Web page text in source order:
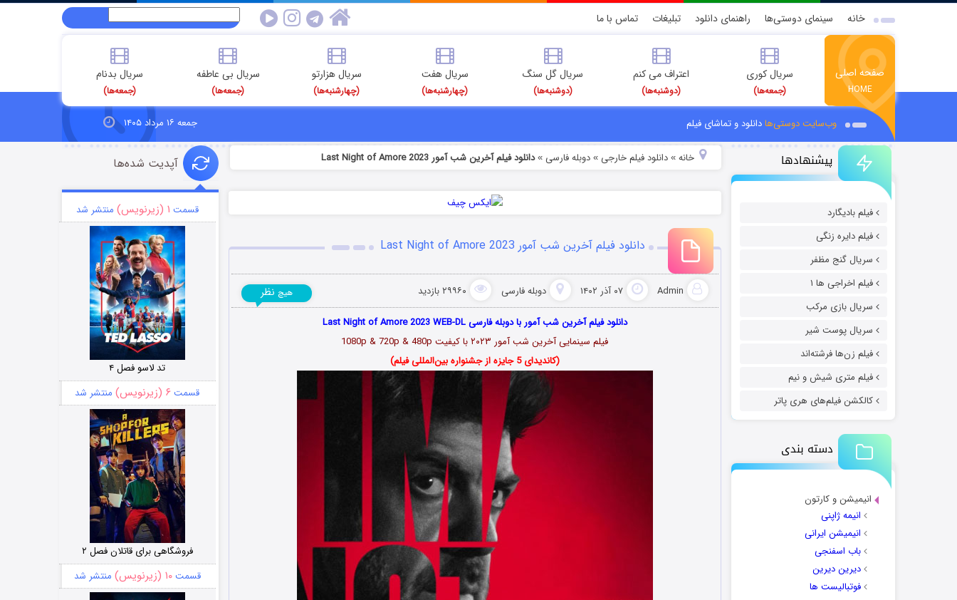
خانه سینمای دوستی‌ها راهنمای دانلود تبلیغات تماس با ما
صفحه اصلی
HOME
سریال کوری
(جمعه‌ها)
اعتراف می کنم
(دوشنبه‌ها)
سریال گل سنگ
(دوشنبه‌ها)
سریال هفت
(چهارشنبه‌ها)
سریال هزارتو
(چهارشنبه‌ها)
سریال بی عاطفه
(جمعه‌ها)
سریال بدنام
(جمعه‌ها)
وب‌سایت دوستی‌هادانلود و تماشای فیلم جمعه ۱۶ مرداد ۱۴۰۵
پیشنهادها
فیلم بادیگارد
فیلم دایره زنگی
سریال گنج مظفر
فیلم اخراجی ها ۱
سریال بازی مرکب
سریال پوست شیر
فیلم زن‌ها فرشته‌اند
فیلم متری شیش و نیم
کالکشن فیلم‌های هری پاتر
دسته بندی
انیمیشن و کارتون
انیمه ژاپنی
انیمیشن ایرانی
باب اسفنجی
دیرین دیرین
فوتبالیست ها
خانه» دانلود فیلم خارجی » دوبله فارسی »دانلود فیلم آخرین شب آمور Last Night of Amore 2023
دانلود فیلم آخرین شب آمور Last Night of Amore 2023
Admin ۰۷ آذر ۱۴۰۲ دوبله فارسی ۲۹۹۶۰ بازدید هیچ نظر
دانلود فیلم آخرین شب آمور با دوبله فارسی Last Night of Amore 2023 WEB-DL
فیلم سینمایی آخرین شب آمور ۲۰۲۳ با کیفیت 1080p & 720p & 480p
(کاندیدای 5 جایزه از جشنواره بین‌المللی فیلم)
آپدیت شده‌ها
قسمت ۱ (زیرنویس) منتشر شد
تد لاسو فصل ۴
قسمت ۶ (زیرنویس) منتشر شد
فروشگاهی برای قاتلان فصل ۲
قسمت۱۰ (زیرنویس) منتشر شد